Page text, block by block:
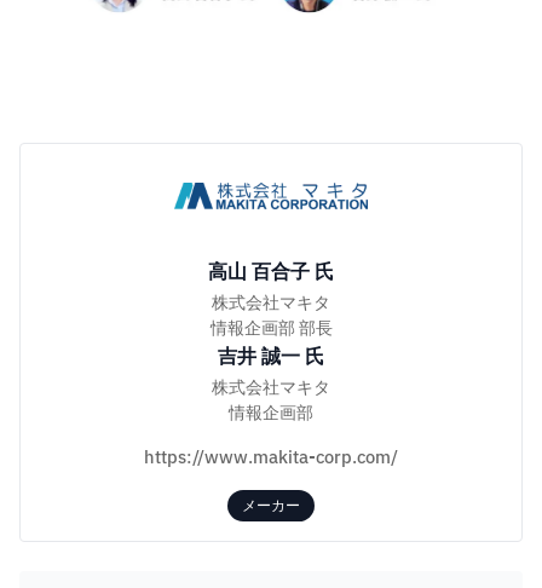
高山 百合子 氏
株式会社マキタ
情報企画部 部長
吉井 誠一 氏
株式会社マキタ
情報企画部
https://www.makita-corp.com/
メーカー